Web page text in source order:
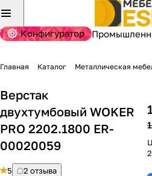
Конфигуратор
Главная Каталог Металлическая
Верстак
двухтумбовый WOKER
PRO 2202.1800 ER-
00020059
5
2 отзыва